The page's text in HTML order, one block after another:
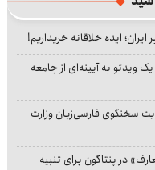
ایده خلاقانه خریداریم!
ویدئو به آیینه‌ای از جامعه
سخنگوی فارسی‌زبان وزارت
در پنتاگون برای تنبیه